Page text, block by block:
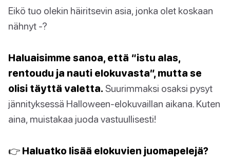
Eikö tuo olekin häiritsevin asia, jonka olet koskaan
nähnyt -?
Haluaisimme sanoa, että “istu alas,
rentoudu ja nauti elokuvasta”, mutta se
olisi täyttä valetta. Suurimmaksi osaksi pysyt
jännityksessä Halloween-elokuvaillan aikana. Kuten
aina, muistakaa juoda vastuullisesti!
👉 Haluatko lisää elokuvien juomapelejä?